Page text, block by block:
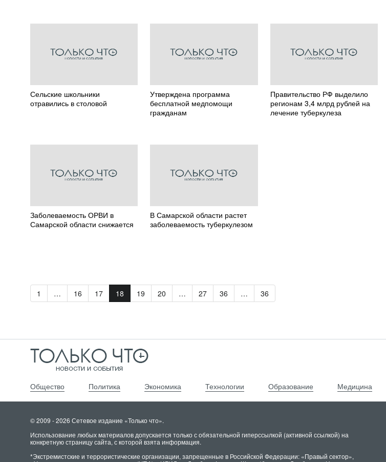
Сельские школьники
отравились в столовой
Утверждена программа
бесплатной медпомощи
гражданам
Правительство РФ выделило
регионам 3,4 млрд рублей на
лечение туберкулеза
Заболеваемость ОРВИ в
Самарской области снижается
В Самарской области растет
заболеваемость туберкулезом
1 … 16 17 18 19 20 … 27 36 … 36
Общество Политика Экономика Технологии Образование Медицина
© 2009 - 2026 Сетевое издание «Только что».
Использование любых материалов допускается только с обязательной гиперссылкой (активной ссылкой) на
конкретную страницу сайта, с которой взята информация.
*Экстремистские и террористические организации, запрещенные в Российской Федерации: «Правый сектор»,